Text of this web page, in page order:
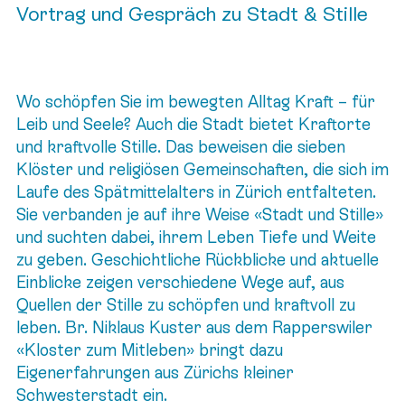
Vortrag und Gespräch zu Stadt & Stille
Wo schöpfen Sie im bewegten Alltag Kraft – für
Leib und Seele? Auch die Stadt bietet Kraftorte
und kraftvolle Stille. Das beweisen die sieben
Klöster und religiösen Gemeinschaften, die sich im
Laufe des Spätmittelalters in Zürich entfalteten.
Sie verbanden je auf ihre Weise «Stadt und Stille»
und suchten dabei, ihrem Leben Tiefe und Weite
zu geben. Geschichtliche Rückblicke und aktuelle
Einblicke zeigen verschiedene Wege auf, aus
Quellen der Stille zu schöpfen und kraftvoll zu
leben. Br. Niklaus Kuster aus dem Rapperswiler
«Kloster zum Mitleben» bringt dazu
Eigenerfahrungen aus Zürichs kleiner
Schwesterstadt ein.